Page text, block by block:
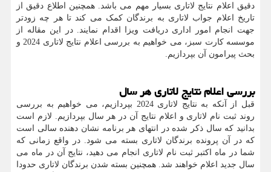
دقیق اعلام نتایج لاتاری بسیار مهم می باشد. همچنین اطلاع دقیق از
تاریخ اعلام جواب لاتاری به برندگان کمک می کند تا هر چه زودتر
جهت انجام امور اداری دریافت ویزا اقدام نمایند. در این مقاله از
موسسه کارت سبز، می خواهیم به بررسی اعلام نتایج لاتاری 2024 و
بحث پیرامون آن بپردازیم.
بررسی اعلام نتایج لاتاری هر سال
قبل از آنکه به نتایج لاتاری 2024 بپردازیم، می خواهیم به بررسی
روند ثبت نام لاتاری و اعلام نتایج آن در هر سال بپردازیم. لازم است
بدانید که سال ذکر شده در انتهای هر برنامه نشان دهنده سالی است
که در آن پرونده برندگان لاتاری بسته می شود. در واقع زمانی که
شما در ماه اکتبر ثبت نام لاتاری انجام می دهید، نتایج آن در ماه می
سال جدید اعلام خواهند شد. همچنین بسته شدن برندگان لاتاری حدودا